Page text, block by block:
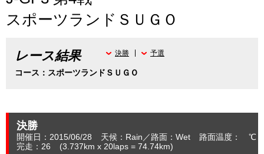
スポーツランドＳＵＧＯ
レース結果
コース：スポーツランドＳＵＧＯ
決勝 予選
決勝
開催日：2015/06/28 天候：Rain 路面：Wet
路面温度： ℃
完走：26
(3.737km x 20laps = 74.74km)